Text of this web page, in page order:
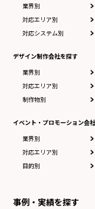
業界別
対応エリア別
対応システム別
デザイン制作会社を探す
業界別
対応エリア別
制作物別
イベント・プロモーション会
業界別
対応エリア別
目的別
事例・実績を探す